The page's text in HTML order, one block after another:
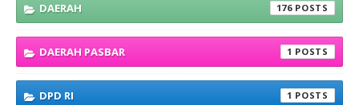
DAERAH 176
DAERAH PASBAR 1
DPD RI 1